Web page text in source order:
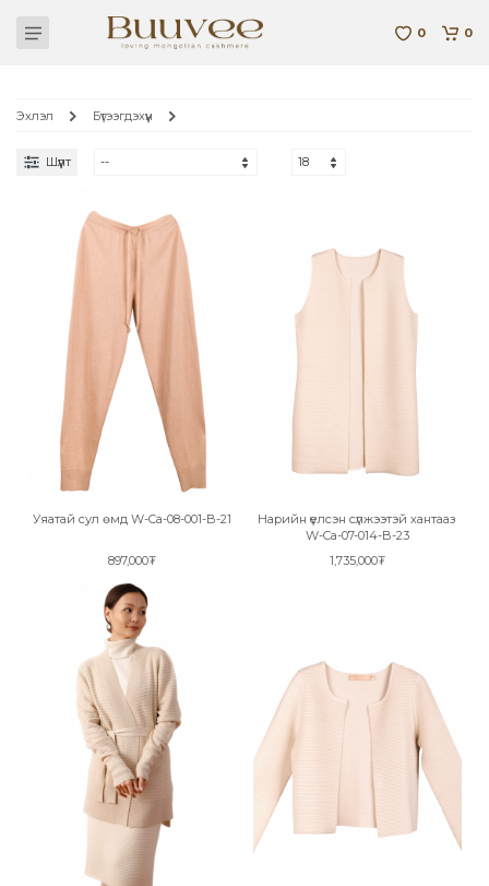
0 0
Эхлэл Бүтээгдэхүүн
Шүүлт
Уяатай сул өмд W-Ca-08-001-B-21
897,000₮
Нарийн үелсэн сүлжээтэй хантааз
W-Ca-07-014-B-23
1,735,000₮